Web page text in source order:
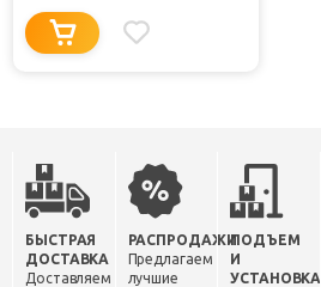
БЫСТРАЯ
ДОСТАВКА
Доставляем
РАСПРОДАЖИ
Предлагаем
лучшие
ПОДЪЕМ
И
УСТАНОВКА